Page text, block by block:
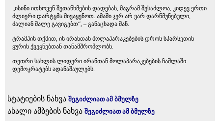
„ისინი ითხოვენ შეთანხმების დადებას, მაგრამ შესაძლოა, კიდევ ერთი
ძლიერი დარტყმა მივაყენოთ. ამაში ჯერ არ ვარ დარწმუნებული,
ძალიან მალე გავიგებთ“, – განაცხადა მან.
ტრამპის თქმით, ის ირანთან მოლაპარაკებების დროს სპარსეთის
ყურის ქვეყნებთან თანამშრომლობს.
თეთრი სახლის ლიდერი ირანთან მოლაპარაკებების ჩაშლაში
დემოკრატებს ადანაშაულებს.
სტატიების ნახვა შეგიძლიათ ამ ბმულზე
ახალი ამბების ნახვა შეგიძლიათ ამ ბმულზე